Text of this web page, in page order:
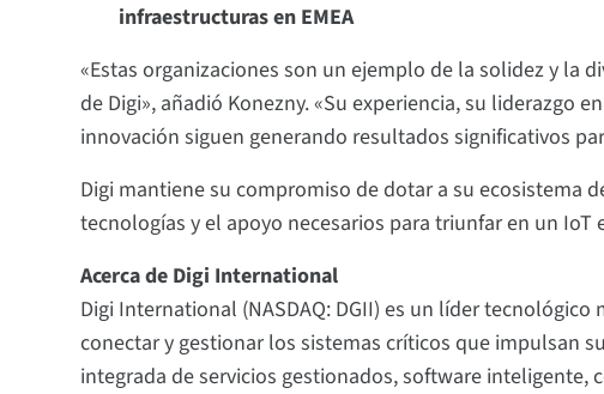
infraestructuras en EMEA
«Estas organizaciones son un ejemplo de la solidez y la
de Digi», añadió Konezny. «Su experiencia, su liderazgo
innovación siguen generando resultados significativos
Digi mantiene su compromiso de dotar a su ecosistema
tecnologías y el apoyo necesarios para triunfar en un IoT
Acerca de Digi International
Digi International (NASDAQ: DGII) es un líder
conectar y gestionar los sistemas críticos que impulsan
integrada de servicios gestionados, software inteligente,